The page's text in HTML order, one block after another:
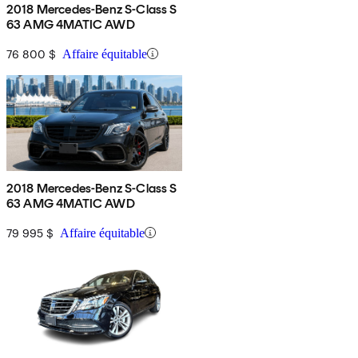
2018 Mercedes-Benz S-Class S
63 AMG 4MATIC AWD
76 800 $ Affaire équitable
2018 Mercedes-Benz S-Class S
63 AMG 4MATIC AWD
79 995 $ Affaire équitable